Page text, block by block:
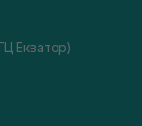
Екватор)